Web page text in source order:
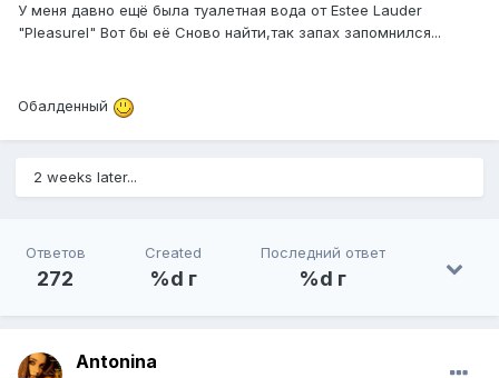
У меня давно ещё была туалетная вода от Estee Lauder
"Pleasurel" Вот бы её Сново найти,так запах запомнился...
Обалденный
2 weeks later...
Ответов
272
Created
%d г
Последний ответ
%d г
Antonina